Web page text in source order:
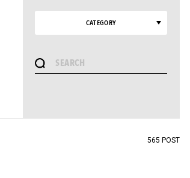
CATEGORY
565 POST